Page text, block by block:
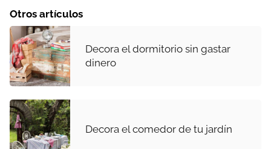
Otros artículos
Decora el dormitorio sin gastar
dinero
Decora el comedor de tu jardín